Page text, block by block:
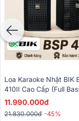
Loa Karaoke Nhật BIK
410II Cao Cấp (Full
25cm)
11.990.000đ
21.830.000đ -45%